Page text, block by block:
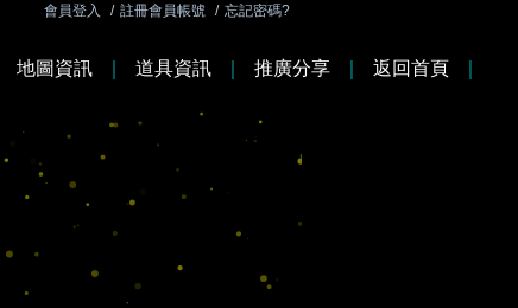
會員登入 / 註冊會員帳號 / 忘記密碼?